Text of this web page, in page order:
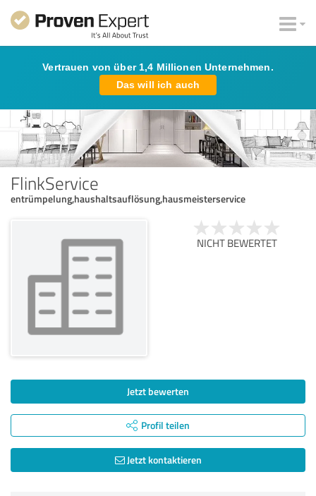
Vertrauen von über 1,4 Millionen Unternehmen.
Das will ich auch
FlinkService
entrümpelung,haushaltsauflösung,hausmeisterservice
NICHT BEWERTET
Jetzt bewerten
Profil teilen
Jetzt kontaktieren